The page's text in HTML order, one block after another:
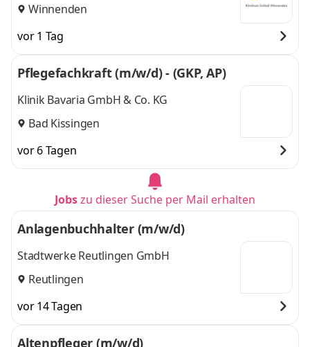
Winnenden
vor 1 Tag
Pflegefachkraft (m/w/d) - (GKP, AP)
Klinik Bavaria GmbH & Co. KG
Bad Kissingen
vor 6 Tagen
Jobszu dieser Suche per Mail erhalten
Anlagenbuchhalter (m/w/d)
Stadtwerke Reutlingen GmbH
Reutlingen
vor 14 Tagen
Altenpfleger (m/w/d)